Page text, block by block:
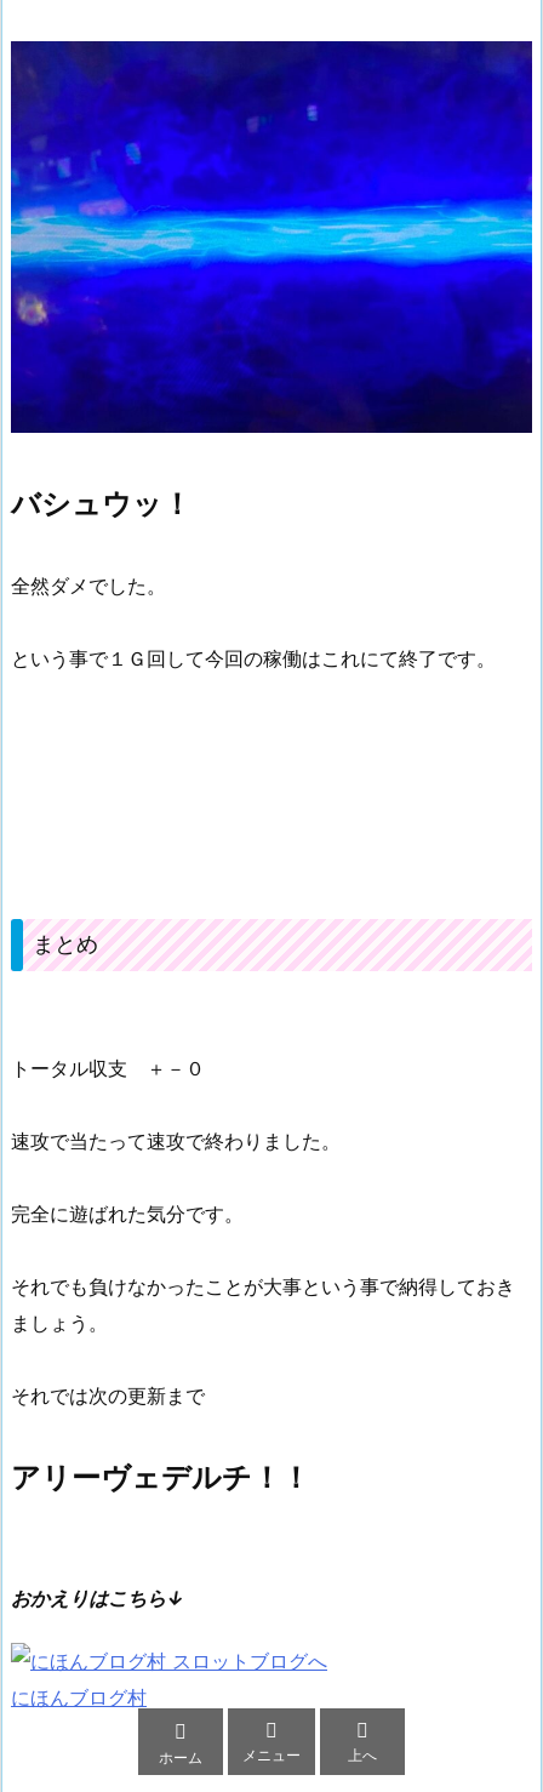
バシュウッ！
全然ダメでした。
という事で１Ｇ回して今回の稼働はこれにて終了です。
まとめ
トータル収支 ＋－０
速攻で当たって速攻で終わりました。
完全に遊ばれた気分です。
それでも負けなかったことが大事という事で納得しておき
ましょう。
それでは次の更新まで
アリーヴェデルチ！！
おかえりはこちら↓
にほんブログ村

ホーム

メニュー

上へ